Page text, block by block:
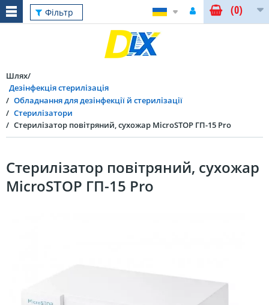
Фільтр (0)
Шлях
Дезінфекція стерилізація
Обладнання для дезінфекції й стерилізації
Стерилізатори
Стерилізатор повітряний, сухожар MicroSTOP ГП-15 Pro
Стерилізатор повітряний, сухожар
MicroSTOP ГП-15 Pro